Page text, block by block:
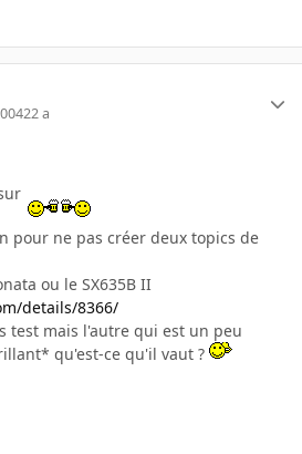
22 a
pour ne pas créer deux topics de
ou le SX635B II
details/8366/
test mais l'autre qui est un peu
qu'est-ce qu'il vaut ?